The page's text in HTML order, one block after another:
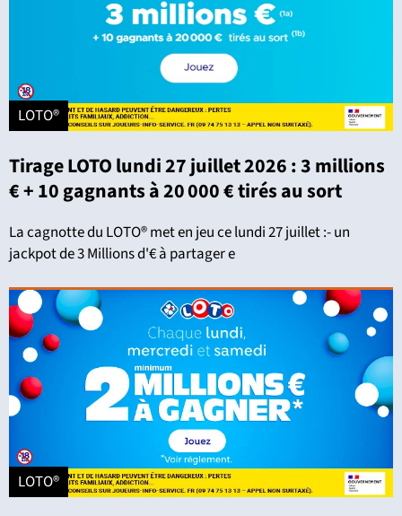
LOTO®
Tirage LOTO lundi 27 juillet 2026 : 3 millions
€ + 10 gagnants à 20 000 € tirés au sort
La cagnotte du LOTO® met en jeu ce lundi 27 juillet :- un
jackpot de 3 Millions d'€ à partager e
LOTO®